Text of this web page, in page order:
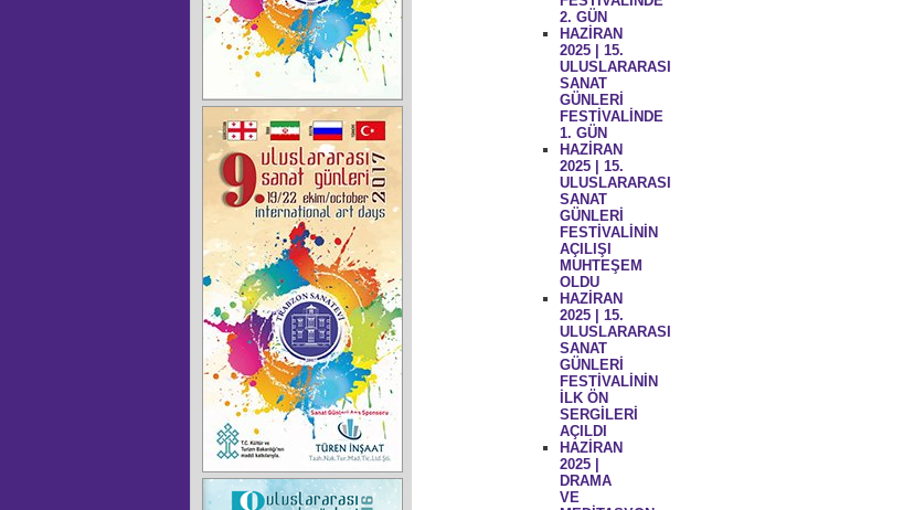
2. GÜN
HAZİRAN
2025 | 15.
ULUSLARARASI
SANAT
GÜNLERİ
FESTİVALİNDE
1. GÜN
HAZİRAN
2025 | 15.
ULUSLARARASI
SANAT
GÜNLERİ
FESTİVALİNİN
AÇILIŞI
MUHTEŞEM
OLDU
HAZİRAN
2025 | 15.
ULUSLARARASI
SANAT
GÜNLERİ
FESTİVALİNİN
İLK ÖN
SERGİLERİ
AÇILDI
HAZİRAN
2025 |
DRAMA
VE